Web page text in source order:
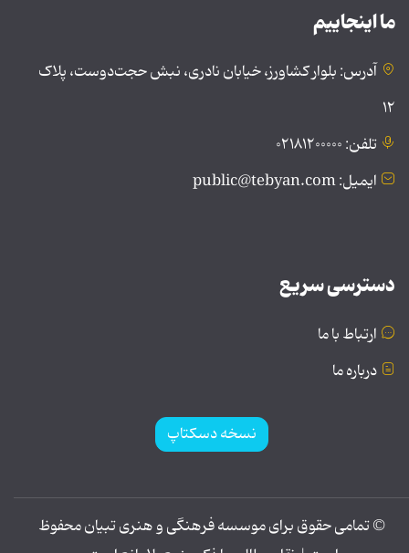
ما اینجاییم
آدرس: بلوار کشاورز، خیابان نادری، نبش حجت‌دوست، پلاک
۱۲
تلفن: ۰۲۱۸۱۲۰۰۰۰۰
ایمیل: public@tebyan.com
دسترسی سریع
ارتباط با ما
درباره ما
نسخه دسکتاپ
© تمامی حقوق برای موسسه فرهنگی و هنری تبیان محفوظ